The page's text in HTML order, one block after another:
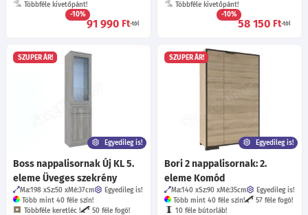
Többféle kivetőpánt!
-10%
91 990 Ft-tól
Többféle kivetőpánt!
-10%
58 150 Ft-tól
SZUPER ÁR!
Egyedileg is!
Boss nappalisornak Új KL 5.
eleme Üveges szekrény
Ma:198 Sz:50 Mé:37cm
Egyedileg is!
Több mint 40 féle szín!
Többféle keretléc !
50 féle fogó!
SZUPER ÁR!
Egyedileg is!
Bori 2 nappalisornak: 2.
eleme Komód
Ma:140 Sz:90 Mé:35cm
Egyedileg is!
Több mint 40 féle szín!
57 féle fogó!
10 féle bútorláb!